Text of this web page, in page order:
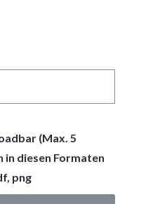
(Max. 5
in diesen Formaten
png